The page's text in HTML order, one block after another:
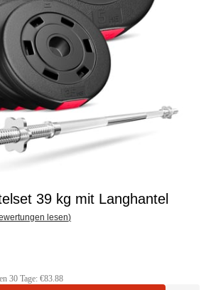
39 kg mit Langhantel
lesen)
30 Tage: €83.88